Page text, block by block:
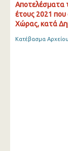
Αποτελέσματα
έτους 2021
Χώρας, κατά
Κατέβασμα Αρχείου